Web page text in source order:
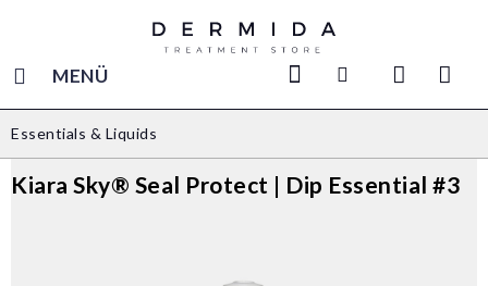
MENÜ
Essentials & Liquids
Kiara Sky® Seal Protect | Dip Essential #3